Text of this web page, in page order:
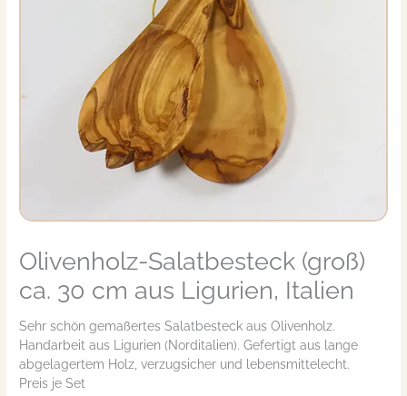
Olivenholz-Salatbesteck (groß)
ca. 30 cm aus Ligurien, Italien
Sehr schön gemaßertes Salatbesteck aus Olivenholz.
Handarbeit aus Ligurien (Norditalien). Gefertigt aus lange
abgelagertem Holz, verzugsicher und lebensmittelecht.
Preis je Set
Olivenholz-
Salatbesteck
(groß)
30
cm
aus
Ligurien,